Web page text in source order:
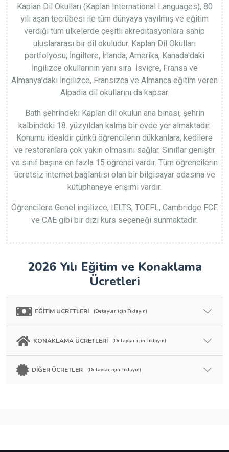
Kaplan Dil Okulları (Kaplan International Languages), 80
yılı aşan tecrübesi ile tüm dünyaya yayılmış ve eğitim
verdiği tüm ülkelerde çeşitli akreditasyonlara sahip
uluslararası bir dil okuludur. Kaplan Dil Okulları
portfolyosu; İngiltere, İrlanda, Amerika, Kanada'daki
İngilizce okullarının yanı sıra İsviçre, Fransa ve
Almanya’daki İngilizce, Fransızca ve Almanca eğitim veren
Alpadia dil okullarını da kapsar.
Bath şehrindeki Kaplan dil okulun ana binası, şehrin
kalbindeki 18. yüzyıldan kalma bir evde yer almaktadır.
Konumu idealdir çünkü öğrencilerin dükkanlara, kedilere
ve restoranlara çok yakın olmasını sağlar. Sınıflar geniştir
ve sınıf başına en fazla 15 öğrenci vardır. Tüm öğrencilerin
ücretsiz internet bağlantısı olan bir bilgisayar odasına ve
kütüphaneye erişimi vardır.
Öğrencilere Genel ingilizce, IELTS, TOEFL, Cambridge FCE
ve CAE gibi bir dizi kurs seçeneği sunmaktadır.
2026 Yılı Eğitim ve Konaklama
Ücretleri
EĞİTİM ÜCRETLERİ (Detaylar için Tıklayın)
KONAKLAMA ÜCRETLERİ (Detaylar için Tıklayın)
DİĞER ÜCRETLER (Detaylar için Tıklayın)